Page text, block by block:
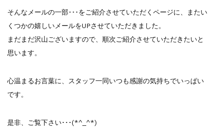
そんなメールの一部･･･をご紹介させていただくページに、またい
くつかの嬉しいメールをUPさせていただきました。
まだまだ沢山ございますので、順次ご紹介させていただきたいと
思います。
心温まるお言葉に、スタッフ一同いつも感謝の気持ちでいっぱい
です。
是非、ご覧下さい･･･(*^_^*)